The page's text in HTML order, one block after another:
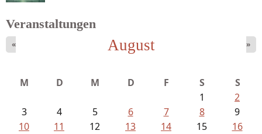
Struckmeyer, Ingeborg - Sprachlos...
Veranstaltungen
August
« »
M D M D F S
S
1
2
3
4 5 6 7 8
9
10
11 12 13 14 15
16